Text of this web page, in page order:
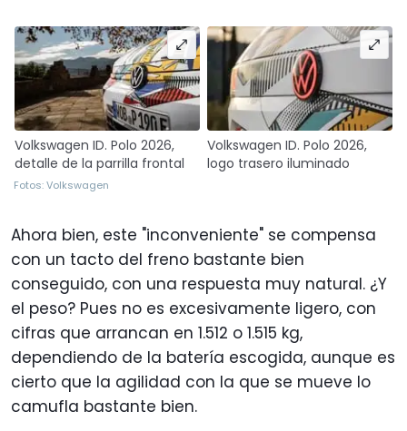
Volkswagen ID. Polo 2026,
detalle de la parrilla frontal
Volkswagen ID. Polo 2026,
logo trasero iluminado
Fotos: Volkswagen
Ahora bien, este "inconveniente" se compensa
con un tacto del freno bastante bien
conseguido, con una respuesta muy natural. ¿Y
el peso? Pues no es excesivamente ligero, con
cifras que arrancan en 1.512 o 1.515 kg,
dependiendo de la batería escogida, aunque es
cierto que la agilidad con la que se mueve lo
camufla bastante bien.